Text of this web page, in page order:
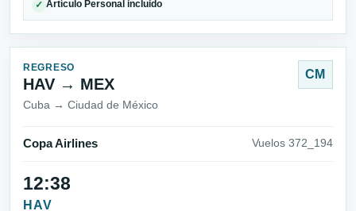
✓ Artículo Personal incluido
REGRESO
HAV → MEX
Cuba → Ciudad de México
CM
Copa Airlines Vuelos 372_194
12:38
HAV